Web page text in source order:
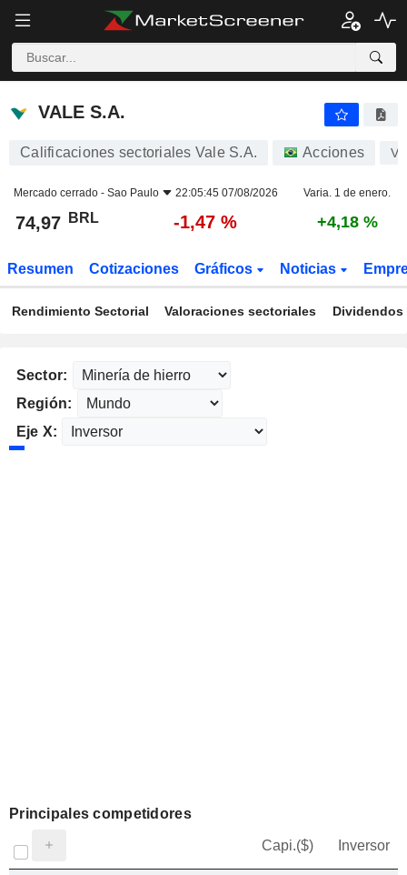
VALE S.A.
VALE S.A.
Calificaciones sectoriales Vale S.A. Acciones
Mercado cerrado - Sao Paulo 22:05:45 07/08/2026 Varia. 1 de enero.
74,97 BRL -1,47 % +4,18 %
Resumen Cotizaciones Gráficos Noticias
Rendimiento Sectorial Valoraciones sectoriales
Sector:
Región:
Eje X:
Principales competidores
Capi.($) Inversor